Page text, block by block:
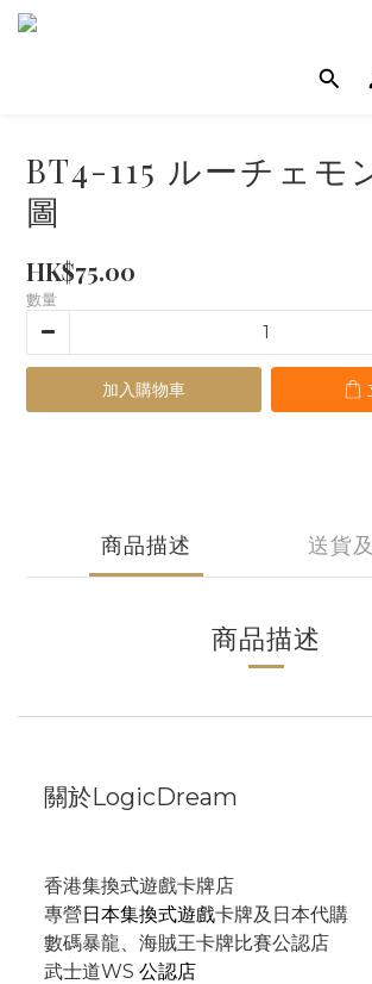
BT4-115 ルーチェモ
圖
HK$75.00
數量
加入購物車
商品描述 送貨
商品描述
關於LogicDream
香港集換式遊戲卡牌店
專營日本集換式遊戲卡牌及日本代購
數碼暴龍、海賊王卡牌比賽公認店
武士道WS 公認店